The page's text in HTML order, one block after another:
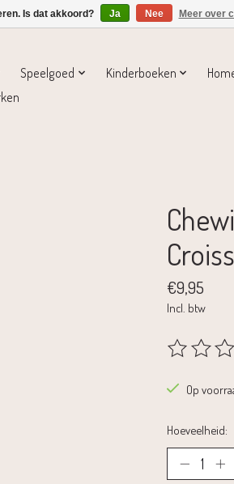
Speelgoed Kinderboeken
€9,95
Incl. btw
De
Op
Hoeveelheid:
Is dat akkoord? Ja Nee Meer over